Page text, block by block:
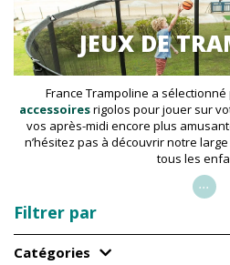
JEUX DE
France Trampoline a
accessoiresrigolos pour jouer sur
vos après-midi encore plus
n’hésitez pas à découvrir notre
tous les
...
Filtrer par
Catégories